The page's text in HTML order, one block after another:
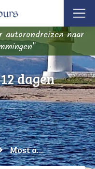
autorondreizen naar
dagen
Most of Scotland - 12 dagen